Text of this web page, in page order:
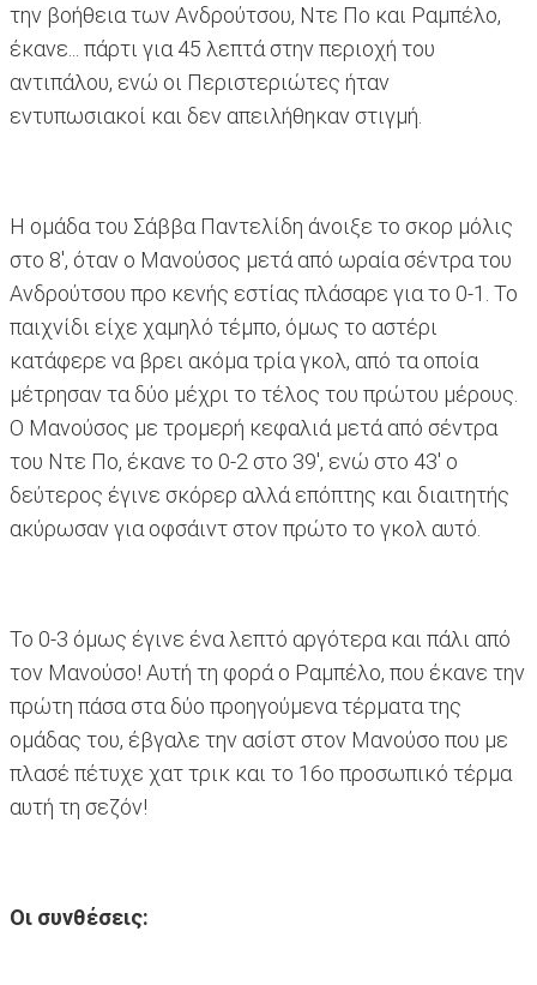
την βοήθεια των Ανδρούτσου, Ντε Πο και Ραμπέλο,
έκανε... πάρτι για 45 λεπτά στην περιοχή του
αντιπάλου, ενώ οι Περιστεριώτες ήταν
εντυπωσιακοί και δεν απειλήθηκαν στιγμή.
Η ομάδα του Σάββα Παντελίδη άνοιξε το σκορ μόλις
στο 8', όταν ο Μανούσος μετά από ωραία σέντρα του
Ανδρούτσου προ κενής εστίας πλάσαρε για το 0-1. Το
παιχνίδι είχε χαμηλό τέμπο, όμως το αστέρι
κατάφερε να βρει ακόμα τρία γκολ, από τα οποία
μέτρησαν τα δύο μέχρι το τέλος του πρώτου μέρους.
Ο Μανούσος με τρομερή κεφαλιά μετά από σέντρα
του Ντε Πο, έκανε το 0-2 στο 39', ενώ στο 43' ο
δεύτερος έγινε σκόρερ αλλά επόπτης και διαιτητής
ακύρωσαν για οφσάιντ στον πρώτο το γκολ αυτό.
Το 0-3 όμως έγινε ένα λεπτό αργότερα και πάλι από
τον Μανούσο! Αυτή τη φορά ο Ραμπέλο, που έκανε την
πρώτη πάσα στα δύο προηγούμενα τέρματα της
ομάδας του, έβγαλε την ασίστ στον Μανούσο που με
πλασέ πέτυχε χατ τρικ και το 16ο προσωπικό τέρμα
αυτή τη σεζόν!
Οι συνθέσεις: